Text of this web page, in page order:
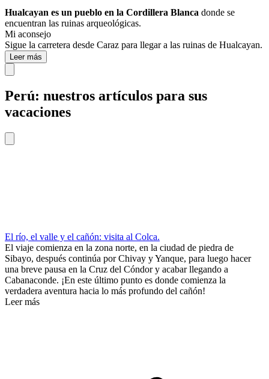
Hualcayan es un pueblo en la Cordillera Blanca donde se
encuentran las ruinas arqueológicas.
Mi aconsejo
Sigue la carretera desde Caraz para llegar a las ruinas de Hualcayan.
Leer más
Perú: nuestros artículos para sus
vacaciones
El río, el valle y el cañón: visita al Colca.
El viaje comienza en la zona norte, en la ciudad de piedra de
Sibayo, después continúa por Chivay y Yanque, para luego hacer
una breve pausa en la Cruz del Cóndor y acabar llegando a
Cabanaconde. ¡En este último punto es donde comienza la
verdadera aventura hacia lo más profundo del cañón!
Leer más